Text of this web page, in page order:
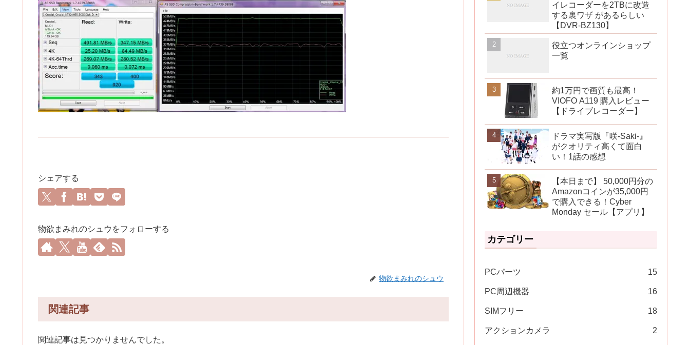
シェアする
物欲まみれのシュウをフォローする
物欲まみれのシュウ
関連記事
関連記事は見つかりませんでした。
イレコーダーを2TBに改造
する裏ワザ があるらしい
【DVR-BZ130】
役立つオンラインショップ
一覧
約1万円で画質も最高！
VIOFO A119 購入レビュー
【ドライブレコーダー】
ドラマ実写版『咲-Saki-』
がクオリティ高くて面白
い！1話の感想
【本日まで】 50,000円分の
Amazonコインが35,000円
で購入できる！Cyber
Monday セール【アプリ】
カテゴリー
PCパーツ 15
PC周辺機器 16
SIMフリー 18
アクションカメラ 2